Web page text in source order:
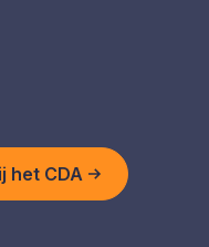
het CDA